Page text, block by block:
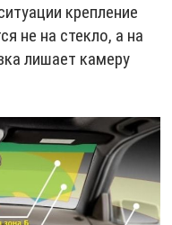
крепление
не на стекло, а на
лишает камеру